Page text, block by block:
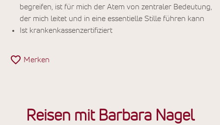
begreifen, ist für mich der Atem von zentraler Bedeutung,
der mich leitet und in eine essentielle Stille führen kann
Ist krankenkassenzertifiziert
Merken
Reisen mit Barbara Nagel